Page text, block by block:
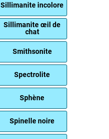
Sillimanite incolore
Sillimanite œil de
chat
Smithsonite
Spectrolite
Sphène
Spinelle noire